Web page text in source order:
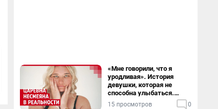
«Мне говорили, что я
уродливая». История
девушки, которая не
способна улыбаться.
Видео
15 просмотров 0